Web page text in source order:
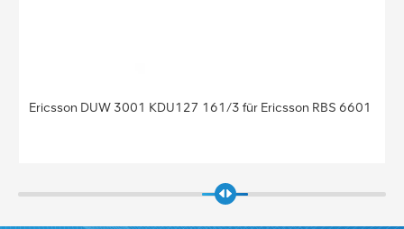
Basisstation BBU Baseband Ericsson Baseband 5212